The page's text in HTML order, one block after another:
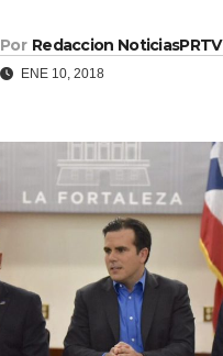
Por Redaccion NoticiasPRTV
ENE 10, 2018